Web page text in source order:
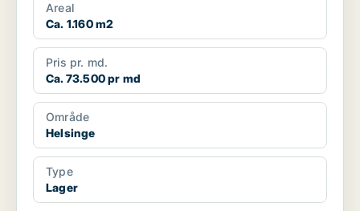
Areal
Ca. 1.160 m2
Pris pr. md.
Ca. 73.500 pr md
Område
Helsinge
Type
Lager